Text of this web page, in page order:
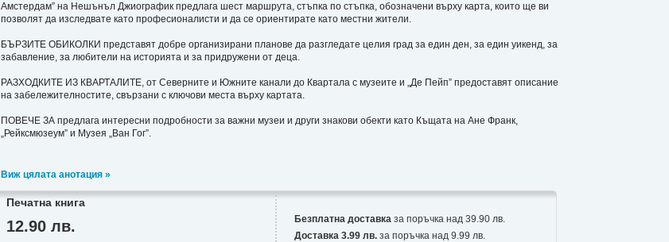
Амстердам” на Нешънъл Джиографик предлага шест маршрута, стъпка по стъпка, обозначени върху карта, които ще ви
позволят да изследвате като професионалисти и да се ориентирате като местни жители.
БЪРЗИТЕ ОБИКОЛКИ представят добре организирани планове да разгледате целия град за един ден, за един уикенд, за
забавление, за любители на историята и за придружени от деца.
РАЗХОДКИТЕ ИЗ КВАРТАЛИТЕ, от Северните и Южните канали до Квартала с музеите и „Де Пейп” предоставят описание
на забележителностите, свързани с ключови места върху картата.
ПОВЕЧЕ ЗА предлага интересни подробности за важни музеи и други знакови обекти като Къщата на Ане Франк,
„Рейксмюзеум” и Музея „Ван Гог”.
Виж цялата анотация »
Печатна книга
12.90 лв. Безплатна доставка за поръчка над 39.90 лв.
Доставка 3.99 лв. за поръчка над 9.99 лв.